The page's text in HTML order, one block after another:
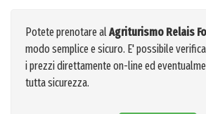
Potete prenotare al Agriturismo Relais
modo semplice e sicuro. E' possibile
i prezzi direttamente on-line ed
tutta sicurezza.